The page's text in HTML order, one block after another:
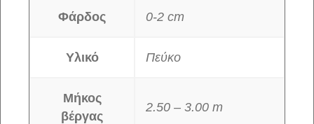
Φάρδος 0-2 cm
Υλικό Πεύκο
Μήκος
βέργας
2.50 – 3.00 m